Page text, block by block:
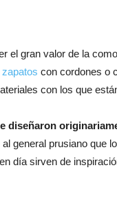
el gran valor de la
zapatos con cordones o
con los que
diseñaron
general prusiano que
día sirven de